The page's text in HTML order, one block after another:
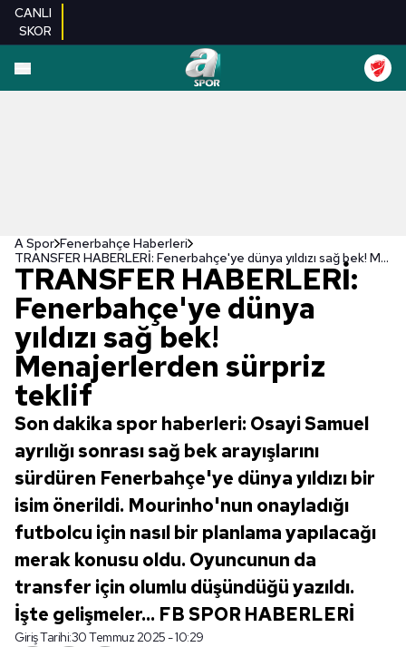
CANLI
SKOR
A Spor Fenerbahçe Haberleri
TRANSFER HABERLERİ: Fenerbahçe'ye dünya yıldızı sağ bek! Menajerlerden sürpriz teklif
TRANSFER HABERLERİ:
Fenerbahçe'ye dünya
yıldızı sağ bek!
Menajerlerden sürpriz
teklif
Son dakika spor haberleri: Osayi Samuel
ayrılığı sonrası sağ bek arayışlarını
sürdüren Fenerbahçe'ye dünya yıldızı bir
isim önerildi. Mourinho'nun onayladığı
futbolcu için nasıl bir planlama yapılacağı
merak konusu oldu. Oyuncunun da
transfer için olumlu düşündüğü yazıldı.
İşte gelişmeler... FB SPOR HABERLERİ
Giriş Tarihi:30 Temmuz 2025 - 10:29